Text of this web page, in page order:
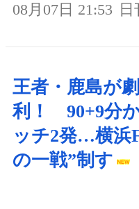
08月07日 21:53
王者・鹿島が
利！ 90+9分
ッチ2発…横浜
の一戦”制す